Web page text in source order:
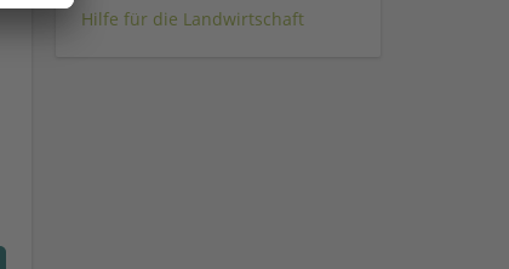
Hilfe für die Landwirtschaft